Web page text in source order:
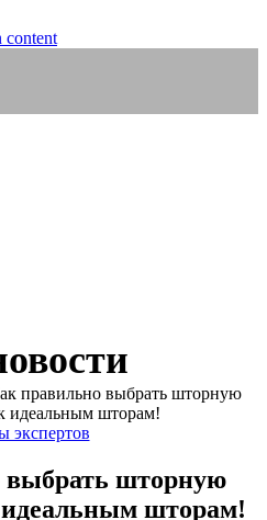
content
правильно выбрать шторную
идеальным шторам!
экспертов
выбрать шторную
шторам!